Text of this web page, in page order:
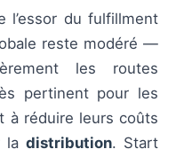
l’essor du fulfillment
reste modéré —
les routes
pertinent pour les
à réduire leurs coûts
la distribution. Start